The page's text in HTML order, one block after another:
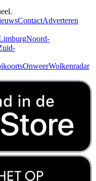
ContactAdverteren
Noord-
OnweerWolkenradar